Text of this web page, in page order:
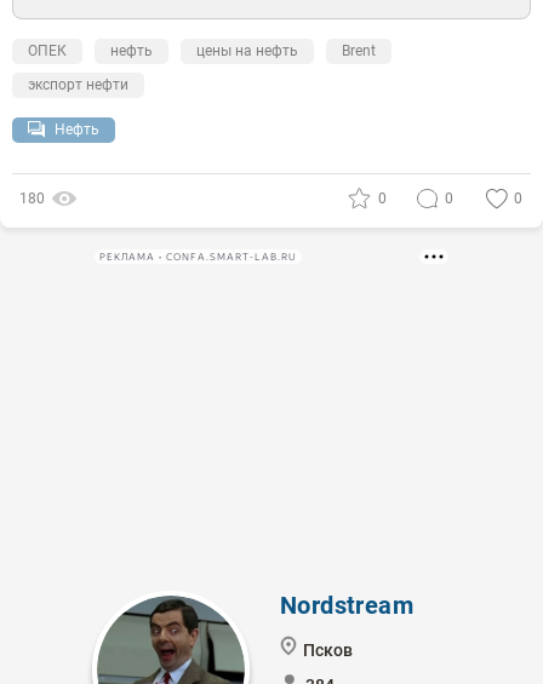
ОПЕК нефть цены на нефть
Brent
экспорт нефти
Нефть
180 0 0 0
РЕКЛАМА • CONFA.SMART-LAB.RU
Nordstream
Псков